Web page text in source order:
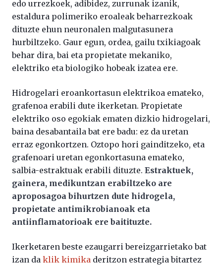
edo urrezkoek, adibidez, zurrunak izanik,
estaldura polimeriko eroaleak beharrezkoak
dituzte ehun neuronalen malgutasunera
hurbiltzeko. Gaur egun, ordea, gailu txikiagoak
behar dira, bai eta propietate mekaniko,
elektriko eta biologiko hobeak izatea ere.
Hidrogelari eroankortasun elektrikoa emateko,
grafenoa erabili dute ikerketan. Propietate
elektriko oso egokiak ematen dizkio hidrogelari,
baina desabantaila bat ere badu: ez da uretan
erraz egonkortzen. Oztopo hori gainditzeko, eta
grafenoari uretan egonkortasuna emateko,
salbia-estraktuak erabili dituzte. Estraktuek,
gainera, medikuntzan erabiltzeko are
aproposagoa bihurtzen dute hidrogela,
propietate antimikrobianoak eta
antiinflamatorioak ere baitituzte.
Ikerketaren beste ezaugarri bereizgarrietako bat
izan da klik kimika deritzon estrategia bitartez